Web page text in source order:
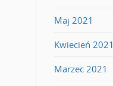
Maj 2021
Kwiecień 2021
Marzec 2021